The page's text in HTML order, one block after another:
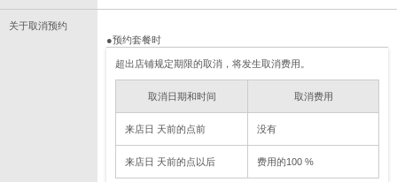
关于取消预约
●预约套餐时
超出店铺规定期限的取消，将发生取消费用。
取消日期和时间 取消费用
来店日 天前的点前 没有
来店日 天前的点以后 费用的100 %